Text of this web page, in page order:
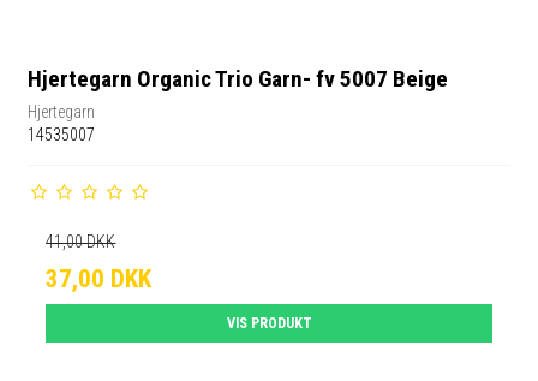
Hjertegarn Organic Trio Garn- fv 5007 Beige
Hjertegarn
14535007
41,00 DKK
37,00 DKK
VIS PRODUKT